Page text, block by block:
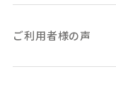
ご利用者様の声